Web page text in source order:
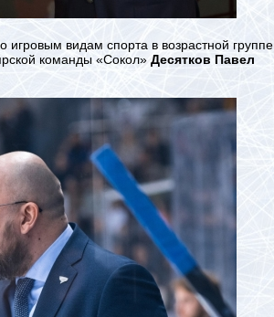
видам спорта в возрастной группе
команды «Сокол» Десятков Павел